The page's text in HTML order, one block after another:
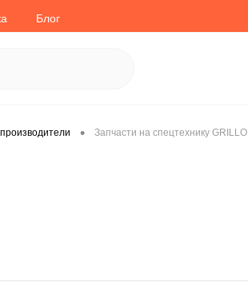
Блог
• Запчасти на спецтехнику GRILLO